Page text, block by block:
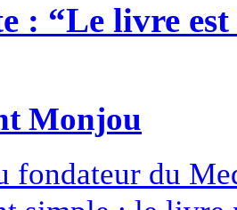
: “Le livre
Monjou
fondateur du